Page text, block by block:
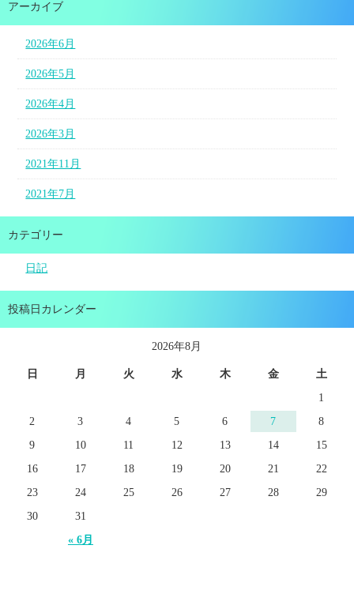
アーカイブ
2026年6月
2026年5月
2026年4月
2026年3月
2021年11月
2021年7月
カテゴリー
日記
投稿日カレンダー
2026年8月
日 月 火 水 木 金 土
« 6月
1
2
3 4 5 6 7
8
9
10 11 12 13 14
15
16
17 18 19 20 21
22
23
24 25 26 27 28
29
30
31